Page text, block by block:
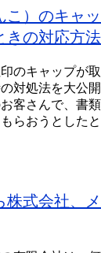
）のキャッ
きの対応方法
のキャップが
対処法を大公
客さんで、書
もらおうとした
株式会社、